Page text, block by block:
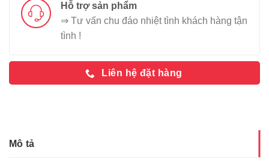
Hỗ trợ sản phẩm
⇒ Tư vấn chu đáo nhiệt tình khách hàng tận
tình !
Liên hệ đặt hàng
Mô tả